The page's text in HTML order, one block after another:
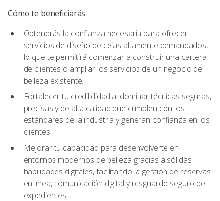
Cómo te beneficiarás
Obtendrás la confianza necesaria para ofrecer
servicios de diseño de cejas altamente demandados,
lo que te permitirá comenzar a construir una cartera
de clientes o ampliar los servicios de un negocio de
belleza existente.
Fortalecer tu credibilidad al dominar técnicas seguras,
precisas y de alta calidad que cumplen con los
estándares de la industria y generan confianza en los
clientes.
Mejorar tu capacidad para desenvolverte en
entornos modernos de belleza gracias a sólidas
habilidades digitales, facilitando la gestión de reservas
en línea, comunicación digital y resguardo seguro de
expedientes.